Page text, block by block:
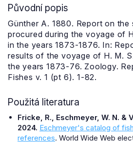
Původní popis
Günther A. 1880. Report on the
procured during the voyage of
in the years 1873-1876. In:
results of the voyage of H. M.
the years 1873-76. Zoology.
Fishes v. 1 (pt 6). 1-82.
Použitá literatura
Fricke, R., Eschmeyer, W. N. &
2024. Eschmeyer's catalog of
references. World Wide Web